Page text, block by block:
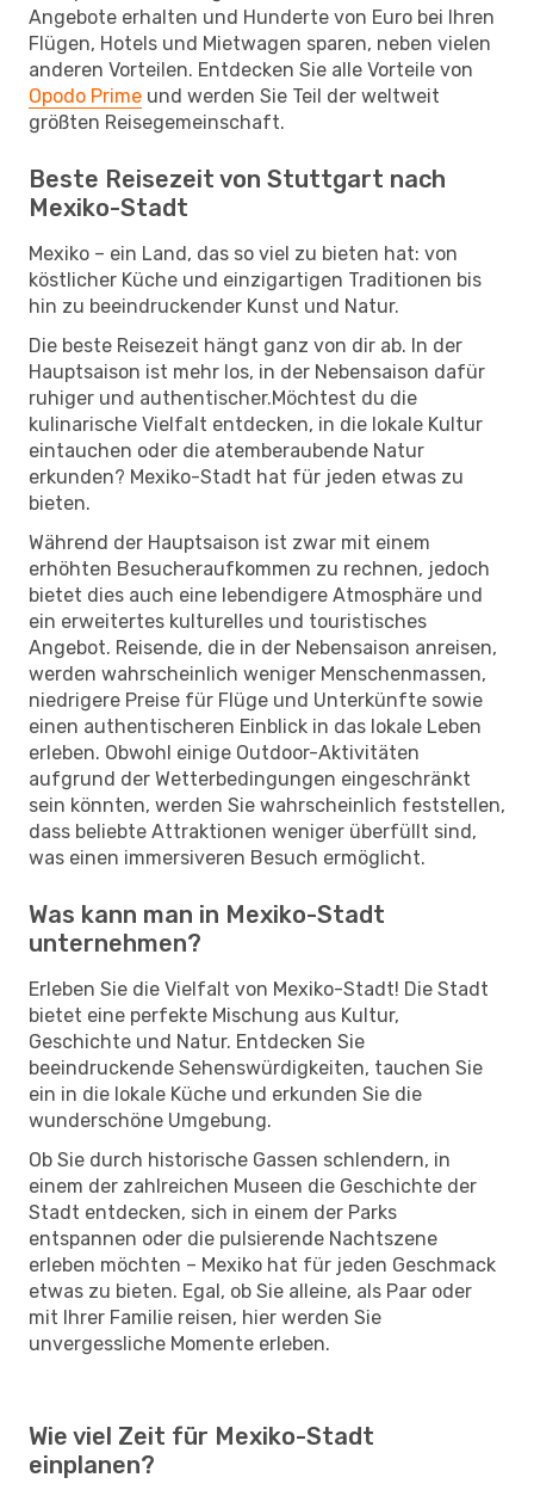
Angebote erhalten und Hunderte von Euro bei Ihren
Flügen, Hotels und Mietwagen sparen, neben vielen
anderen Vorteilen. Entdecken Sie alle Vorteile von
Opodo Prime und werden Sie Teil der weltweit
größten Reisegemeinschaft.
Beste Reisezeit von Stuttgart nach
Mexiko-Stadt
Mexiko – ein Land, das so viel zu bieten hat: von
köstlicher Küche und einzigartigen Traditionen bis
hin zu beeindruckender Kunst und Natur.
Die beste Reisezeit hängt ganz von dir ab. In der
Hauptsaison ist mehr los, in der Nebensaison dafür
ruhiger und authentischer.Möchtest du die
kulinarische Vielfalt entdecken, in die lokale Kultur
eintauchen oder die atemberaubende Natur
erkunden? Mexiko-Stadt hat für jeden etwas zu
bieten.
Während der Hauptsaison ist zwar mit einem
erhöhten Besucheraufkommen zu rechnen, jedoch
bietet dies auch eine lebendigere Atmosphäre und
ein erweitertes kulturelles und touristisches
Angebot. Reisende, die in der Nebensaison anreisen,
werden wahrscheinlich weniger Menschenmassen,
niedrigere Preise für Flüge und Unterkünfte sowie
einen authentischeren Einblick in das lokale Leben
erleben. Obwohl einige Outdoor-Aktivitäten
aufgrund der Wetterbedingungen eingeschränkt
sein könnten, werden Sie wahrscheinlich feststellen,
dass beliebte Attraktionen weniger überfüllt sind,
was einen immersiveren Besuch ermöglicht.
Was kann man in Mexiko-Stadt
unternehmen?
Erleben Sie die Vielfalt von Mexiko-Stadt! Die Stadt
bietet eine perfekte Mischung aus Kultur,
Geschichte und Natur. Entdecken Sie
beeindruckende Sehenswürdigkeiten, tauchen Sie
ein in die lokale Küche und erkunden Sie die
wunderschöne Umgebung.
Ob Sie durch historische Gassen schlendern, in
einem der zahlreichen Museen die Geschichte der
Stadt entdecken, sich in einem der Parks
entspannen oder die pulsierende Nachtszene
erleben möchten – Mexiko hat für jeden Geschmack
etwas zu bieten. Egal, ob Sie alleine, als Paar oder
mit Ihrer Familie reisen, hier werden Sie
unvergessliche Momente erleben.
Wie viel Zeit für Mexiko-Stadt
einplanen?